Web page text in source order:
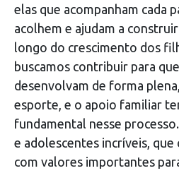
elas que acompanham cada
acolhem e ajudam a
longo do crescimento dos
buscamos contribuir para
desenvolvam de forma
esporte, e o apoio familiar
fundamental nesse
e adolescentes incríveis,
com valores importantes